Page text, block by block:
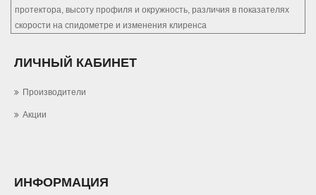
протектора, высоту профиля и окружность, различия в показателях
скорости на спидометре и изменения клиренса
ЛИЧНЫЙ КАБИНЕТ
Производители
Акции
ИНФОРМАЦИЯ